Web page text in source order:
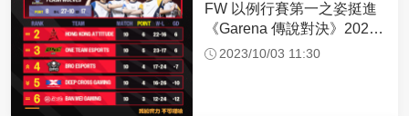
FW 以例行賽第一之姿挺進
《Garena 傳說對決》2023
GCS夏季季後賽
2023/10/03 11:30